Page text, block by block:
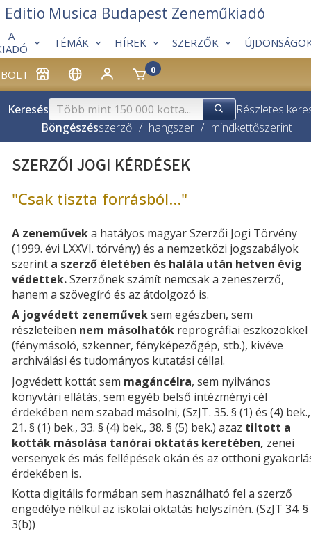
BOLT 0
A
TÉMÁK HÍREK SZERZŐK
Editio Musica Budapest Zeneműkiadó
Keresés
Részletes
Böngészésszerző / hangszer / mindkettőszerint
SZERZŐI JOGI KÉRDÉSEK
"Csak tiszta forrásból..."
A zeneműveka hatályos magyar Szerzői Jogi Törvény
(1999. évi LXXVI. törvény) és a nemzetközi jogszabályok
szerint a szerző életében és halála után hetven évig
védettek.Szerzőnek számít nemcsak a zeneszerző,
hanem a szövegíró és az átdolgozó is.
A jogvédett zeneműveksem egészben, sem
részleteiben nem másolhatók reprográfiai eszközökkel
(fénymásoló, szkenner, fényképezőgép, stb.), kivéve
archiválási és tudományos kutatási céllal.
Jogvédett kottát sem magáncélra, sem nyilvános
könyvtári ellátás, sem egyéb belső intézményi cél
érdekében nem szabad másolni, (SzJT. 35. § (1) és (4) bek.,
21. § (1) bek., 33. § (4) bek., 38. § (5) bek.) azaz tiltott a
kották másolása tanórai oktatás keretében, zenei
versenyek és más fellépések okán és az otthoni
érdekében is.
Kotta digitális formában sem használható fel a szerző
engedélye nélkül az iskolai oktatás helyszínén. (SzJT 34. §
3(b))